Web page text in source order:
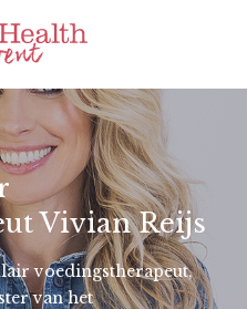
Vivian Reijs
voedingstherapeut,
van het